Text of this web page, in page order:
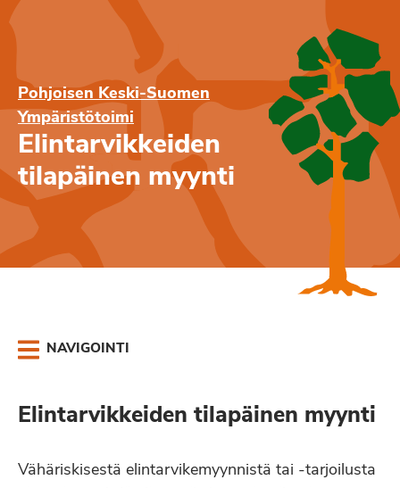
Pohjoisen Keski-Suomen
Ympäristötoimi
Elintarvikkeiden
tilapäinen myynti
NAVIGOINTI
Elintarvikkeiden tilapäinen myynti
Vähäriskisestä elintarvikemyynnistä tai -tarjoilusta